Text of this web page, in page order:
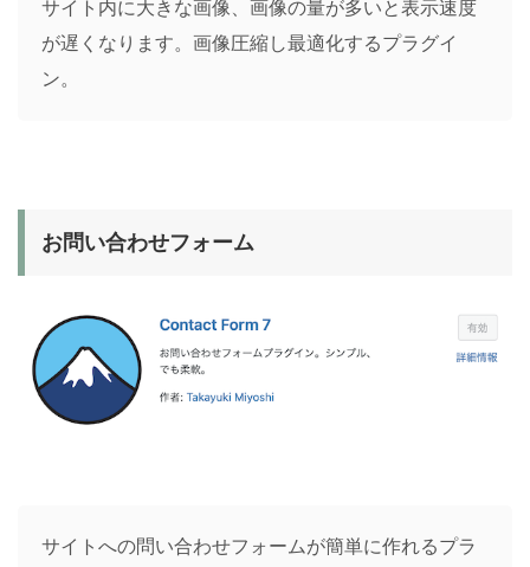
サイト内に大きな画像、画像の量が多いと表示速度
が遅くなります。画像圧縮し最適化するプラグイ
ン。
お問い合わせフォーム
サイトへの問い合わせフォームが簡単に作れるプラ